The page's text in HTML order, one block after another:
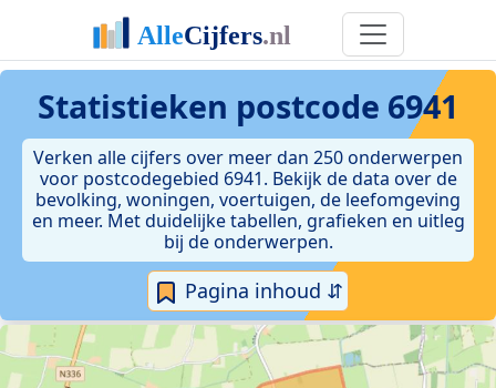
Statistieken postcode 6941
Verken alle cijfers over meer dan 250 onderwerpen
voor postcodegebied 6941. Bekijk de data over de
bevolking, woningen, voertuigen, de leefomgeving
en meer. Met duidelijke tabellen, grafieken en uitleg
bij de onderwerpen.
Pagina inhoud ⇵